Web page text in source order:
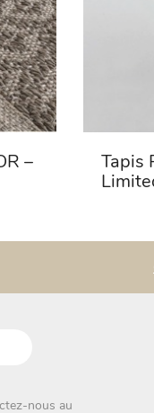
–
Tapis
nous au